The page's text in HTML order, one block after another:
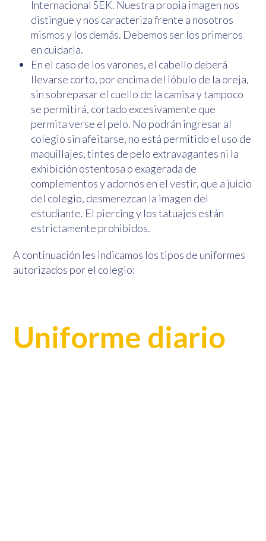
Internacional SEK. Nuestra propia imagen nos
distingue y nos caracteriza frente a nosotros
mismos y los demás. Debemos ser los primeros
en cuidarla.
En el caso de los varones, el cabello deberá
llevarse corto, por encima del lóbulo de la oreja,
sin sobrepasar el cuello de la camisa y tampoco
se permitirá, cortado excesivamente que
permita verse el pelo. No podrán ingresar al
colegio sin afeitarse, no está permitido el uso de
maquillajes, tintes de pelo extravagantes ni la
exhibición ostentosa o exagerada de
complementos y adornos en el vestir, que a juicio
del colegio, desmerezcan la imagen del
estudiante. El piercing y los tatuajes están
estrictamente prohibidos.
A continuación les indicamos los tipos de uniformes
autorizados por el colegio:
Uniforme diario